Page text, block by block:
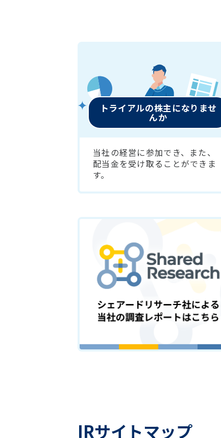
トライアルの株主になりませ
んか
当社の経営に参加でき、また、
配当金を受け取ることができま
す。
IRサイトマップ